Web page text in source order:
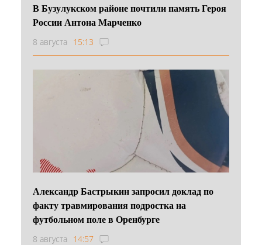
В Бузулукском районе почтили память Героя
России Антона Марченко
8 августа 15:13
Александр Бастрыкин запросил доклад по
факту травмирования подростка на
футбольном поле в Оренбурге
8 августа 14:57